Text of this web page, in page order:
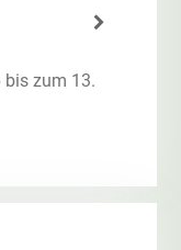
bis zum 13.